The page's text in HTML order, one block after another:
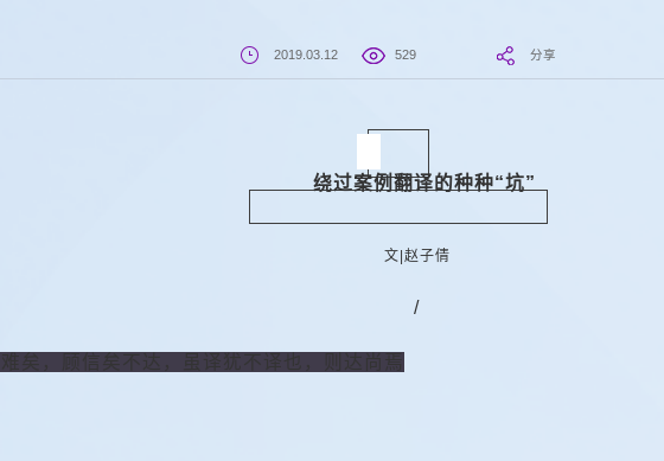
2019.03.12 529 分享
绕过案例翻译的种种“坑”
文|赵子倩
/
矣，顾信矣不达，虽译犹不译也，则达尚焉